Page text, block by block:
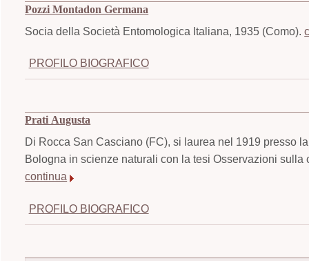
Pozzi Montadon Germana
Socia della Società Entomologica Italiana, 1935 (Como).
PROFILO BIOGRAFICO
Prati Augusta
Di Rocca San Casciano (FC), si laurea nel 1919 presso
Bologna in scienze naturali con la tesi Osservazioni
continua
PROFILO BIOGRAFICO